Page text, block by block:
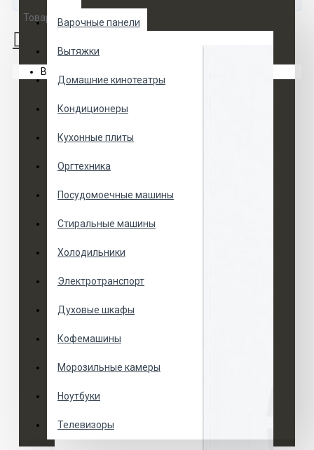
Варочные панели
Вытяжки
Домашние кинотеатры
Кондиционеры
Кухонные плиты
Оргтехника
Посудомоечные машины
Стиральные машины
Холодильники
Электротранспорт
Духовые шкафы
Кофемашины
Морозильные камеры
Ноутбуки
Телевизоры
Товаров 0 (0 руб.)
Ваша корзина пуста!